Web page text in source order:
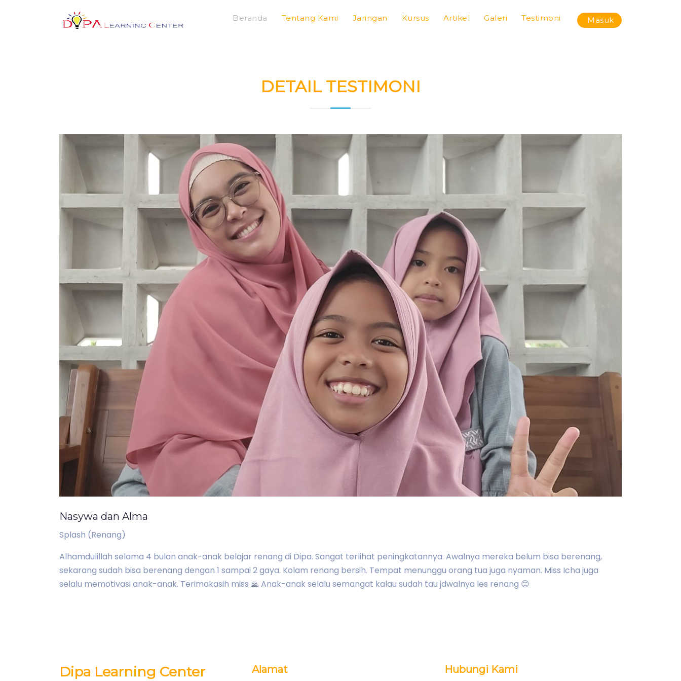
Beranda Tentang Kami Jaringan Kursus Artikel Galeri Testimoni Masuk
DETAIL TESTIMONI
Nasywa dan Alma
Splash (Renang)
Alhamdulillah selama 4 bulan anak-anak belajar renang di Dipa. Sangat terlihat peningkatannya. Awalnya mereka belum bisa berenang,
sekarang sudah bisa berenang dengan 1 sampai 2 gaya. Kolam renang bersih. Tempat menunggu orang tua juga nyaman. Miss Icha juga
selalu memotivasi anak-anak. Terimakasih miss 🙏 Anak-anak selalu semangat kalau sudah tau jdwalnya les renang 😊
Dipa Learning Center Alamat Hubungi Kami